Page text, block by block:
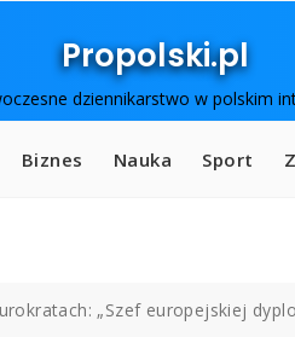
Propolski.pl
dziennikarstwo w polskim
Biznes Nauka Sport
„Szef europejskiej